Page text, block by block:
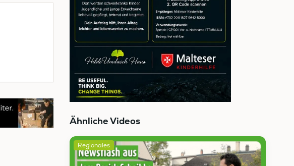
Ähnliche Videos
Regionales